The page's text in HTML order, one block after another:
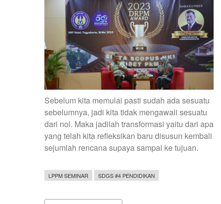
Sebelum kita memulai pasti sudah ada sesuatu
sebelumnya, jadi kita tidak mengawali sesuatu
dari nol. Maka jadilah transformasi yaitu dari apa
yang telah kita refleksikan baru disusun kembali
sejumlah rencana supaya sampai ke tujuan.
LPPM SEMINAR SDGS #4 PENDIDIKAN